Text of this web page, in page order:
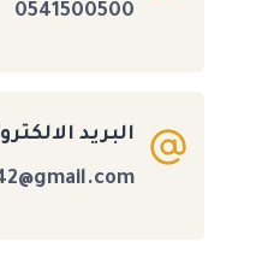
0541500500
البريد